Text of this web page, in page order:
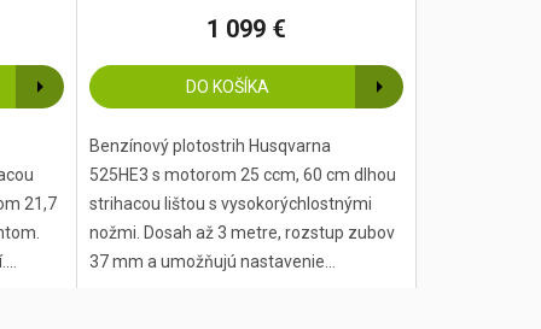
21,7
1 099 €
DO KOŠÍKA
Benzínový plotostrih Husqvarna
525HE3 s motorom 25 ccm, 60 cm dlhou
strihacou lištou s vysokorýchlostnými
nožmi. Dosah až 3 metre, rozstup zubov
37 mm a umožňujú nastavenie...